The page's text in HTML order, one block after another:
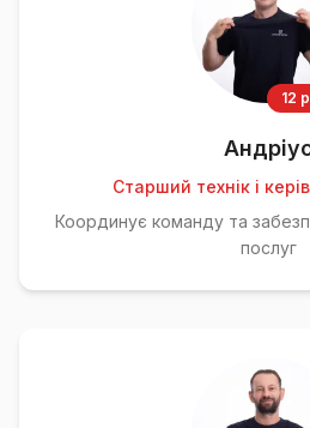
12
Старший технік і
Координує команду та
послуг